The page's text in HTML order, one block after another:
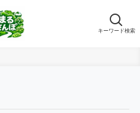
キーワード検索